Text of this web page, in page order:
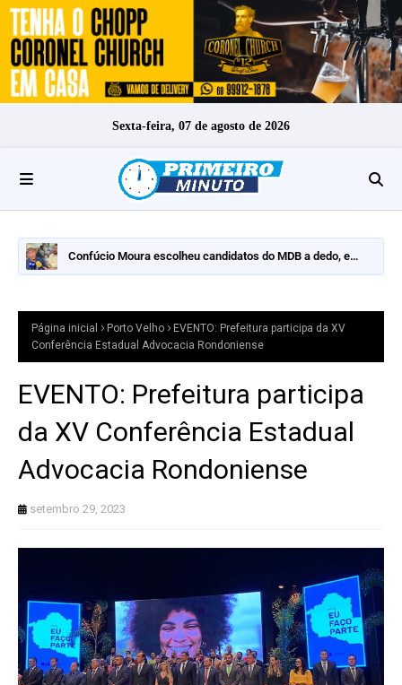
Sexta-feira, 07 de agosto de 2026
Confúcio Moura escolheu candidatos do MDB a dedo, e
Página inicial Porto Velho
EVENTO: Prefeitura participa da XV
Conferência Estadual Advocacia Rondoniense
EVENTO: Prefeitura participa
da XV Conferência Estadual
Advocacia Rondoniense
setembro 29, 2023